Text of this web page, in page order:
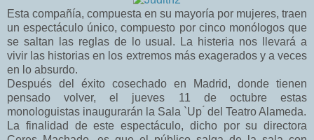
Esta compañía, compuesta en su mayoría por mujeres, traen
un espectáculo único, compuesto por cinco monólogos que
se saltan las reglas de lo usual. La histeria nos llevará a
vivir las historias en los extremos más exagerados y a veces
en lo absurdo.
Después del éxito cosechado en Madrid, donde tienen
pensado volver, el jueves 11 de octubre estas
monologuistas inaugurarán la Sala `Up ́ del Teatro Alameda.
La finalidad de este espectáculo, dicho por su directora